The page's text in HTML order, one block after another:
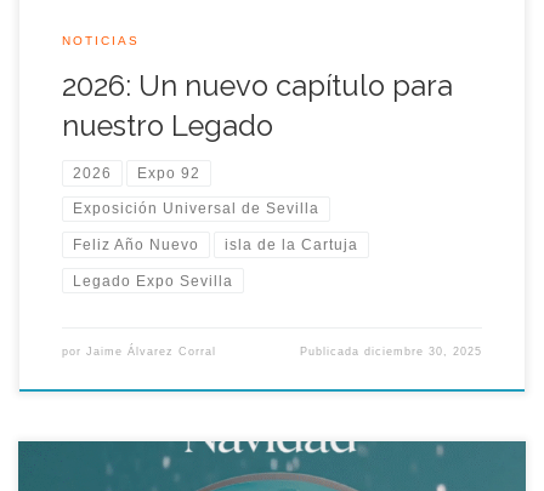
NOTICIAS
2026: Un nuevo capítulo para
nuestro Legado
2026 Expo 92
Exposición Universal de Sevilla
Feliz Año Nuevo isla de la Cartuja
Legado Expo Sevilla
por Jaime Álvarez Corral Publicadadiciembre 30, 2025